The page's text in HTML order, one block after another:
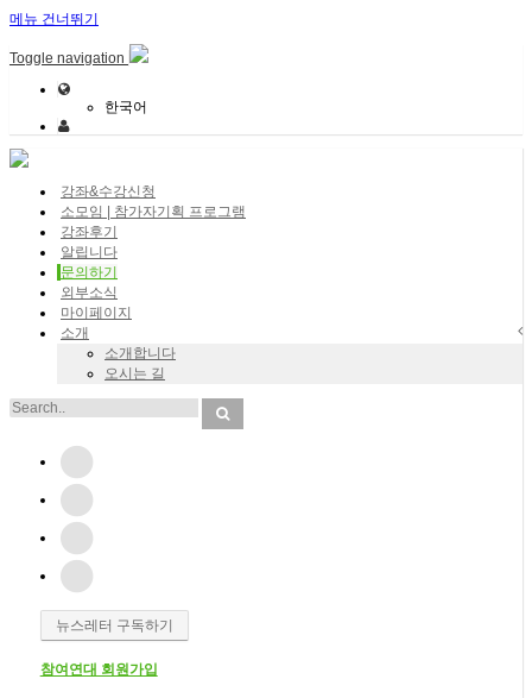
메뉴 건너뛰기
Toggle navigation
한국어
강좌&수강신청
소모임 | 참가자기획 프로그램
강좌후기
알립니다
문의하기
외부소식
마이페이지
소개
소개합니다
오시는 길
뉴스레터 구독하기
참여연대 회원가입